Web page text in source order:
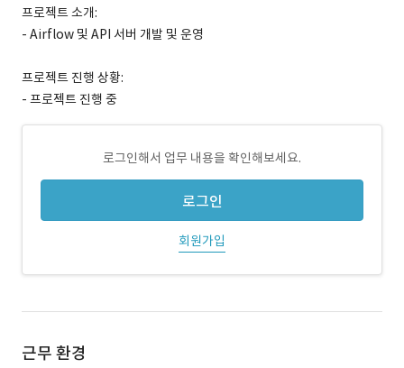
프로젝트 소개:
- Airflow 및 API 서버 개발 및 운영
프로젝트 진행 상황:
- 프로젝트 진행 중
로그인해서 업무 내용을 확인해보세요.
로그인
회원가입
근무 환경